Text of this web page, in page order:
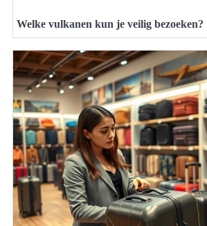
Welke vulkanen kun je veilig bezoeken?